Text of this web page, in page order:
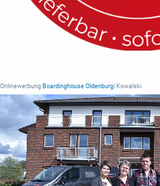
Onlinewerbung Boardinghouse Oldenburg | Kowalski